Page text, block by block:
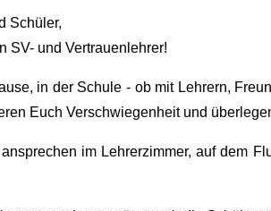
Schüler,
SV- und Vertrauenlehrer!
in der Schule - ob mit Lehrern,
Euch Verschwiegenheit und
ansprechen im Lehrerzimmer, auf dem